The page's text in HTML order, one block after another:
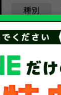
種別